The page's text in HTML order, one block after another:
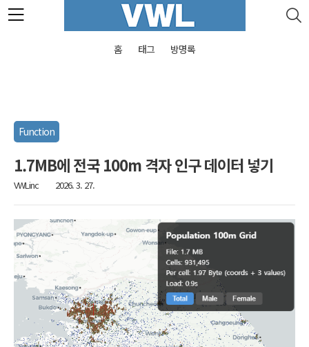
본문 바로가기
홈 태그 방명록
Function
1.7MB에 전국 100m 격자 인구 데이터 넣기
VWLinc 2026. 3. 27.